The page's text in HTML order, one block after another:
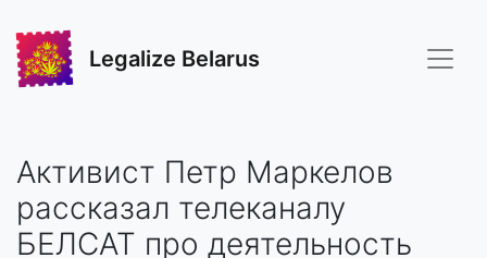
Legalize Belarus
Активист Петр Маркелов
рассказал телеканалу
БЕЛСАТ про деятельность